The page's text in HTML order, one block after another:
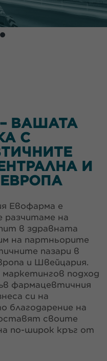
ВАШАТА
С
И
Евофарма e
разчитаме на
в здравната
на партньорите
пазари в
и Швейцария.
подход
фармацевтичния
си на
благодарение на
своите
по-широк кръг от